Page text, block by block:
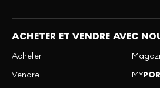
ACHETER ET VENDRE AVEC
Acheter
Vendre
MY